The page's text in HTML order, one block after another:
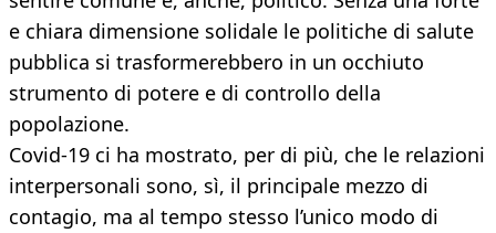
e chiara dimensione solidale le politiche di salute
pubblica si trasformerebbero in un occhiuto
strumento di potere e di controllo della
popolazione.
Covid-19 ci ha mostrato, per di più, che le relazioni
interpersonali sono, sì, il principale mezzo di
contagio, ma al tempo stesso l’unico modo di